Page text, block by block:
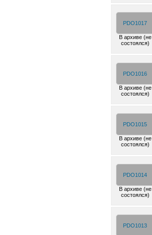
PDO1017
В архиве (не
состоялся)
PDO1016
В архиве (не
состоялся)
PDO1015
В архиве (не
состоялся)
PDO1014
В архиве (не
состоялся)
PDO1013